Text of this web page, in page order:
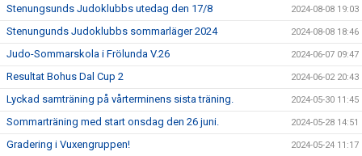
Stenungsunds Judoklubbs utedag den 17/8 2024-08-08 19:03
Stenungunds Judoklubbs sommarläger 2024 2024-08-08 18:46
Judo-Sommarskola i Frölunda V.26 2024-06-07 09:47
Resultat Bohus Dal Cup 2 2024-06-02 20:43
Lyckad samträning på vårterminens sista träning. 2024-05-30 11:45
Sommarträning med start onsdag den 26 juni. 2024-05-28 14:51
Gradering i Vuxengruppen! 2024-05-24 11:17